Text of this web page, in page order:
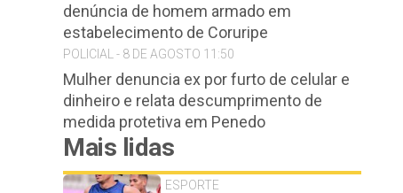
denúncia de homem armado em
estabelecimento de Coruripe
POLICIAL - 8 DE AGOSTO 11:50
Mulher denuncia ex por furto de celular e
dinheiro e relata descumprimento de
medida protetiva em Penedo
Mais lidas
ESPORTE